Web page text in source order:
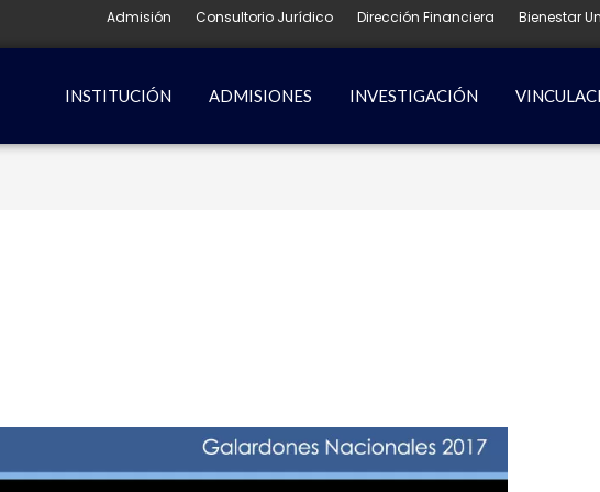
Admisión Consultorio Jurídico Dirección Financiera Bienestar
INSTITUCIÓN ADMISIONES INVESTIGACIÓN